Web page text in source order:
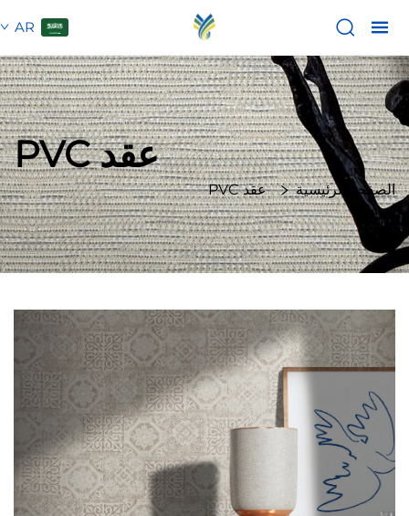
AR
عقد PVC
الصفحة الرئيسية عقد PVC